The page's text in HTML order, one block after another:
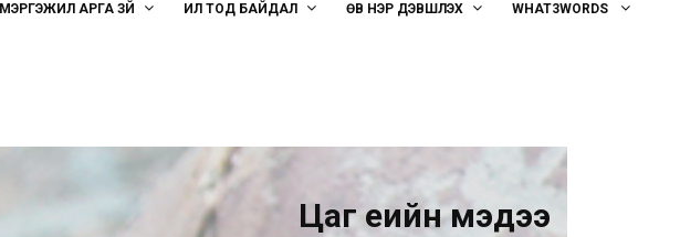
МЭРГЭЖИЛ АРГА ЗҮЙ ИЛ ТОД БАЙДАЛ ӨВ НЭР ДЭВШҮҮЛЭХ WHAT3WORDS
Цаг үеийн мэдээ